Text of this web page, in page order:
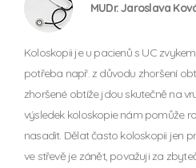
MUDr. Jaroslava
Koloskopii je u pacienů s UC
potřeba např. z důvodu zhoršení
zhoršené obtíže jdou skutečně na
výsledek koloskopie nám pomůže
nasadit. Dělat často koloskopii jen
ve střevě je zánět, považuji za